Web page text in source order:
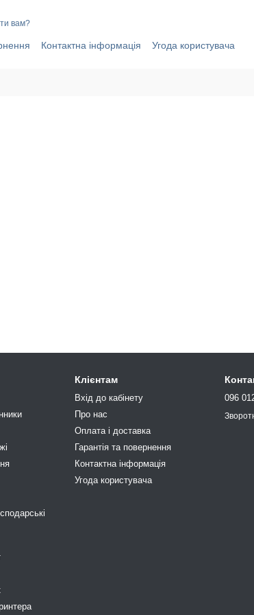
вам?
Контактна інформація Угода користувача
Клієнтам
Вхід до кабінету
Про нас
Оплата і доставка
Гарантія та повернення
Контактна інформація
Угода користувача
096